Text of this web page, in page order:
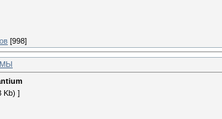
[998]
Kb) ]